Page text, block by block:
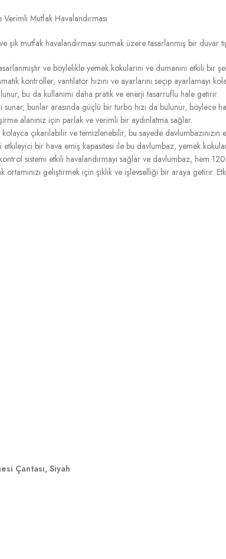
Mutfak Havalandırması
mutfak havalandırması sunmak üzere tasarlanmış bir duvar
ve böylelikle yemek kokularını ve dumanını etkili bir
kontroller, vantilatör hızını ve ayarlarını seçip ayarlamayı
bu da kullanımı daha pratik ve enerji tasarruflu hale getirir.
sunar, bunlar arasında güçlü bir turbo hızı da bulunur, böylece
alanınız için parlak ve verimli bir aydınlatma sağlar.
çıkarılabilir ve temizlenebilir, bu sayede davlumbazınızın
bir hava emiş kapasitesi ile bu davlumbaz, yemek
sistemi etkili havalandırmayı sağlar ve davlumbaz, hem
geliştirmek için şıklık ve işlevselliği bir araya getirir.
Çantası, Siyah